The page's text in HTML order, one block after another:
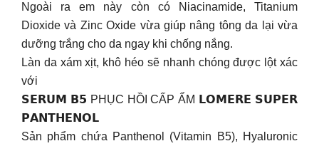
Ngoài ra em này còn có Niacinamide, Titanium
Dioxide và Zinc Oxide vừa giúp nâng tông da lại vừa
dưỡng trắng cho da ngay khi chống nắng.
Làn da xám xịt, khô héo sẽ nhanh chóng được lột xác
với
𝗦𝗘𝗥𝗨𝗠 𝗕𝟱 PHỤC HỒI CẤP ẨM 𝗟𝗢𝗠𝗘𝗥𝗘 𝗦𝗨𝗣𝗘𝗥
𝗣𝗔𝗡𝗧𝗛𝗘𝗡𝗢𝗟
Sản phẩm chứa Panthenol (Vitamin B5), Hyaluronic